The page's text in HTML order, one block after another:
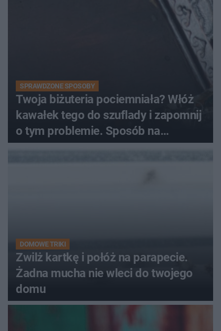
SPRAWDZONE SPOSOBY
Twoja biżuteria pociemniała? Włóż
kawałek tego do szuflady i zapomnij
o tym problemie. Sposób na
pociemniałą biżuterię
DOMOWE TRIKI
Zwilż kartkę i połóż na parapecie.
Żadna mucha nie wleci do twojego
domu